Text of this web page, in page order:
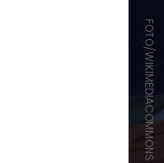
FOTO/WIKIMEDIACOMMONS